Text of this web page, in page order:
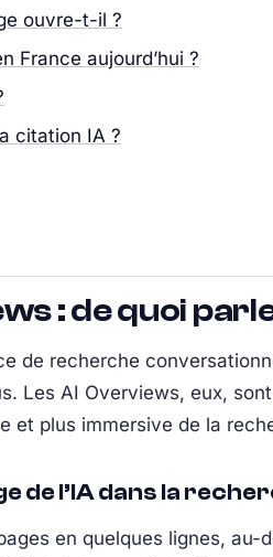
ouvre-t-il ?
France aujourd’hui ?
citation IA ?
: de quoi
de recherche
Les AI Overviews, eux,
et plus immersive de la
de l’IA dans la
en quelques lignes,